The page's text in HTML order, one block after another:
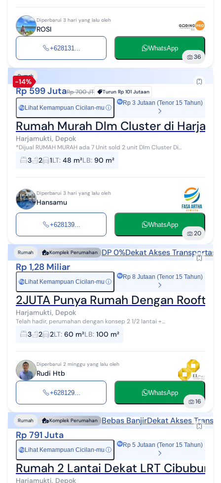
Diperbarui 3 hari yang lalu oleh
ROSI
+628131... WhatsApp
36
-14%
Rumah
Rp 599 JutaRp 700 JT Turun Rp 101 Jutaan
Rp Lihat Kemampuan Cicilan-mu ⓘ
Rp 3 Jutaan (Tenor 15 Tahun)
Rumah Murah Dlm Cluster di
Harjamukti, Depok
*Dijual RUMAH MURAH ada 7 Unit sold 2 unit Dlm Cluster Di
Harjamukti Cimanggis Depok *SPESIFIKASI :* Legalitas : SHM dan IMB
Akses jalan : 2 Mob...
3 2 1LT: 48 m²LB: 90 m²
Diperbarui 3 hari yang lalu oleh
Hansamu
+628139... WhatsApp
20
Rumah Komplek Perumahan DP 0%Dekat Akses Transportasi
Rp 1,28 Miliar
Rp Lihat Kemampuan Cicilan-mu ⓘ
Rp 8 Jutaan (Tenor 15 Tahun)
2JUTA Punya Rumah Dengan
Harjamukti, Depok
Telah hadir, perumahan dengan konsep 2 1/2 lantai +
rooftop/meizanine terlaris di kawasan super premium di Kota
Depok. Lokasi yang hanya berjarak 2...
3 2 2LT: 60 m²LB: 100 m²
Diperbarui 2 minggu yang lalu oleh
Rudi Htb
+628129... WhatsApp
16
Rumah Komplek Perumahan Bebas BanjirDekat Akses
Rp 791 Juta
Rp Lihat Kemampuan Cicilan-mu ⓘ
Rp 5 Jutaan (Tenor 15 Tahun)
Rumah 2 Lantai Dekat LRT Cibubur
Harjamukti, Depok